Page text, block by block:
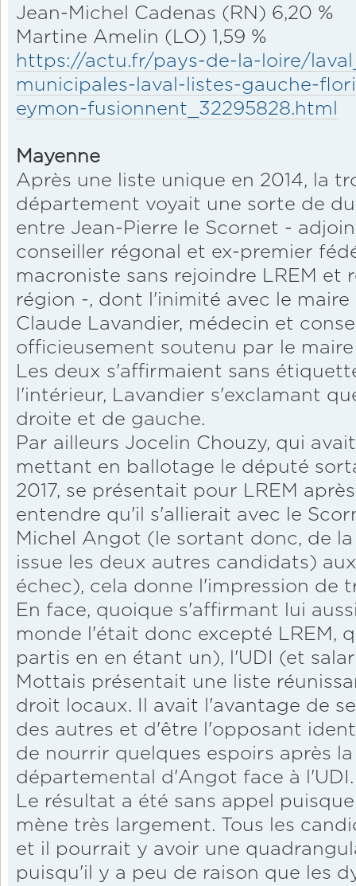
Jean-Michel Cadenas (RN) 6,20 %
Martine Amelin (LO) 1,59 %
https://actu.fr/pays-de-la-loire/
municipales-laval-listes-gauche-
eymon-fusionnent_32295828.html
Mayenne
Après une liste unique en 2014, la
département voyait une sorte de
entre Jean-Pierre le Scornet -
conseiller régonal et ex-premier
macroniste sans rejoindre LREM et
région -, dont l'inimité avec le
Claude Lavandier, médecin et
officieusement soutenu par le
Les deux s'affirmaient sans
l'intérieur, Lavandier s'exclamant
droite et de gauche.
Par ailleurs Jocelin Chouzy, qui
mettant en ballotage le député
2017, se présentait pour LREM
entendre qu'il s'allierait avec le
Michel Angot (le sortant donc, de
issue les deux autres candidats)
échec), cela donne l'impression de
En face, quoique s'affirmant lui
monde l'était donc excepté LREM,
partis en en étant un), l'UDI (et
Mottais présentait une liste
droit locaux. Il avait l'avantage de
des autres et d'être l'opposant
de nourrir quelques espoirs après
départemental d'Angot face à l'UDI.
Le résultat a été sans appel
mène très largement. Tous les
et il pourrait y avoir une
puisqu'il y a peu de raison que les